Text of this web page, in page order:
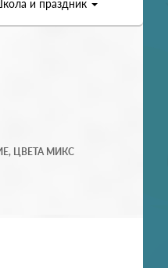
и праздник
ЦВЕТА МИКС